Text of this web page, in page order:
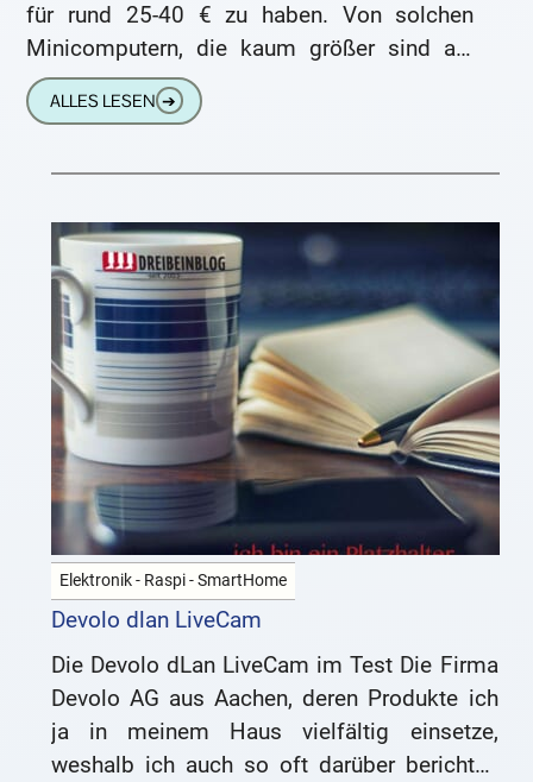
für rund 25-40 € zu haben. Von solchen
Minicomputern, die kaum größer sind als
eine Zigarettenschachtel, hat wahrscheinlich
jeder schon
ALLES LESEN ➔
Elektronik - Raspi - SmartHome
Devolo dlan LiveCam
Die Devolo dLan LiveCam im Test Die Firma
Devolo AG aus Aachen, deren Produkte ich
ja in meinem Haus vielfältig einsetze,
weshalb ich auch so oft darüber berichten